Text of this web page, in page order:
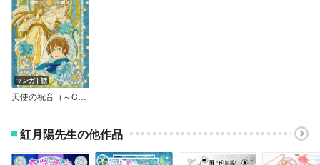
マンガ｜話
天使の祝音（～Colorful～）
紅月陽先生の他作品